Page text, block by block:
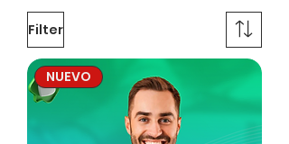
Filter
NUEVO